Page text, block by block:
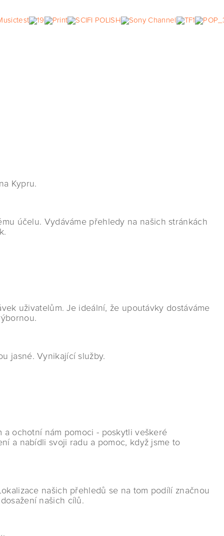
Kypru.
účelu. Vydáváme přehledy na našich stránkách
uživatelům. Je ideální, že upoutávky dostáváme
jasné. Vynikající služby.
a ochotní nám pomoci - poskytli veškeré
a nabídli svoji radu a pomoc, když jsme to
našich přehledů se na tom podílí značnou
našich cílů.